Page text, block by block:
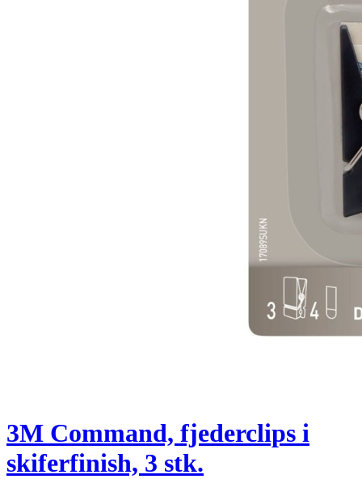
3M Command, fjederclips i
skiferfinish, 3 stk.